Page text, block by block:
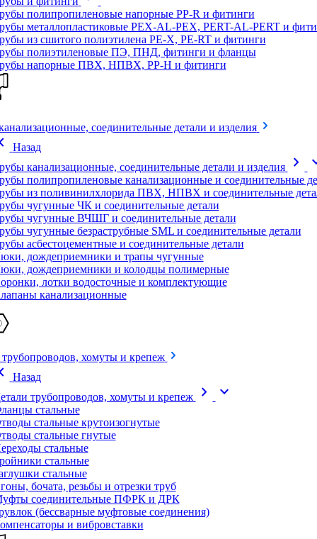
полипропиленовые напорные PP-R и фитинги
металлопластиковые PEX-AL-PEX, PERT-AL-PERT и
из сшитого полиэтилена PE-X, PE-RT и фитинги
полиэтиленовые ПЭ, ПНД, фитинги и фланцы
напорные ПВХ, НПВХ, PP-H и фитинги
соединительные детали и изделия
Назад
канализационные, соединительные детали и изделия
chevron_right
полипропиленовые канализационные и соединительные
из поливинилхлорида ПВХ, НПВХ и соединительные
чугунные ЧК и соединительные детали
чугунные ВЧШГ и соединительные детали
чугунные безраструбные SML и соединительные детали
асбестоцементные и соединительные детали
дождеприемники и трапы чугунные
дождеприемники и колодцы полимерные
лотки водосточные и комплектующие
канализационные
хомуты и крепеж
Назад
трубопроводов, хомуты и крепеж
chevron_right expand_more
стальные
стальные крутоизогнутые
стальные гнутые
стальные
стальные
стальные
бочата, резьбы и отрезки труб
соединительные ПФРК и ДРК
(бессварные муфтовые соединения)
и вибровставки